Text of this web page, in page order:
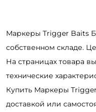
Маркеры Trigger Baits
собственном складе.
На страницах товара
технические
Купить Маркеры
доставкой или